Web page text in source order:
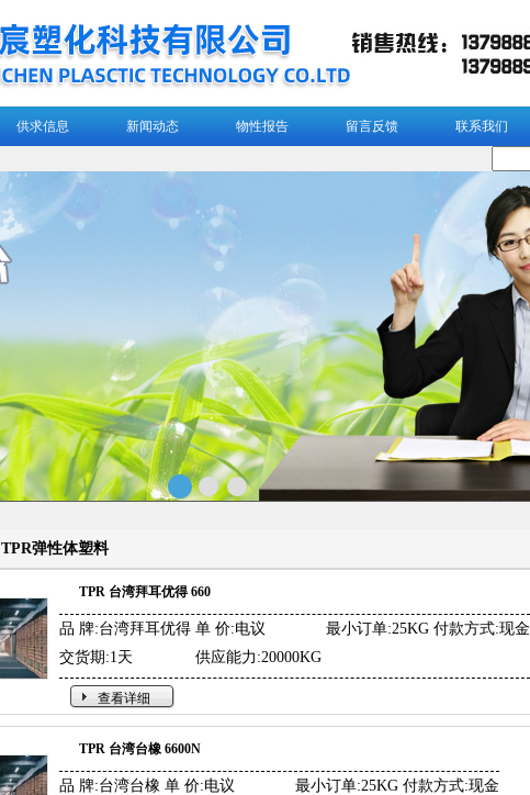
供求信息 新闻动态 物性报告 留言反馈 联系我们
TPR弹性体塑料
TPR 台湾拜耳优得 660
品 牌:台湾拜耳优得 单 价:电议 最小订单:25KG 付款方式:现金
交货期:1天
供应能力:20000KG
查看详细
TPR 台湾台橡 6600N
品 牌:台湾台橡 单 价:电议 最小订单:25KG 付款方式:现金